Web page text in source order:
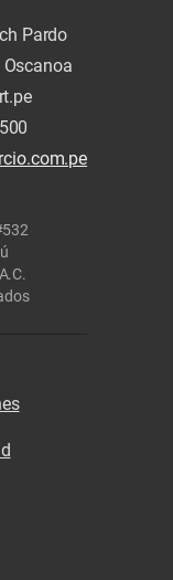
Pardo